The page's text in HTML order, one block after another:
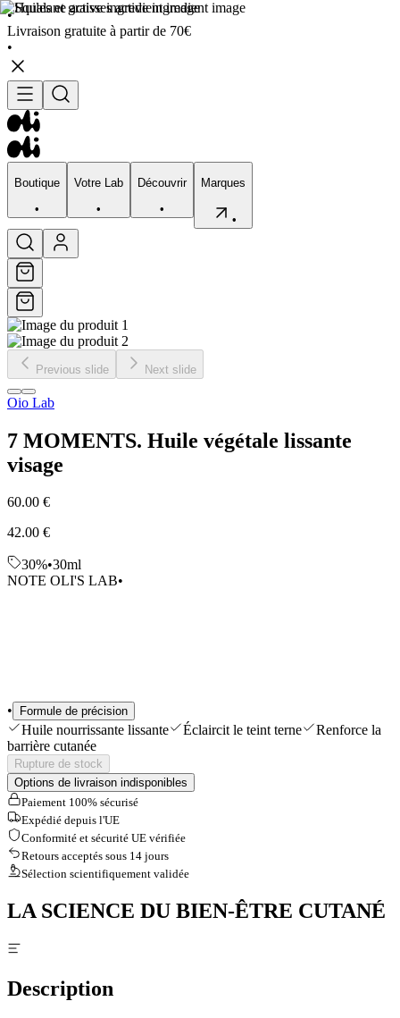
•
Livraison gratuite à partir de 70€
•
Boutique
•
Votre Lab
•
Découvrir
•
Marques
•
Boutique
•
Votre Lab
Visage
Shop All
Previous slide Next slide
Oio Lab
7 MOMENTS. Huile végétale lissante
visage
60.00 €
42.00 €
30%•30ml
NOTE OLI'S LAB•
• Formule de précision
Huile nourrissante lissante Éclaircit le teint terne
Renforce la
barrière cutanée
Rupture de stock
Options de livraison indisponibles
Paiement 100% sécurisé
Expédié depuis l'UE
Conformité et sécurité UE vérifiée
Retours acceptés sous 14 jours
Sélection scientifiquement validée
LA SCIENCE DU BIEN-ÊTRE CUTANÉ
Description